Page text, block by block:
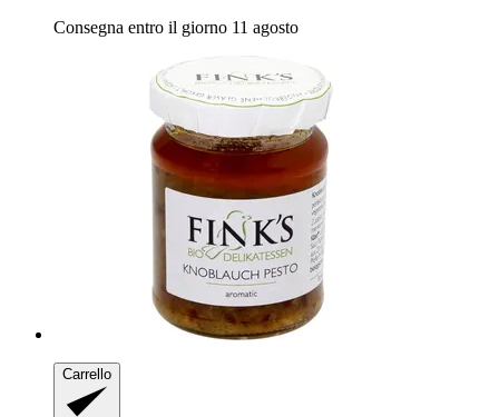
Consegna entro il giorno 11 agosto
Carrello